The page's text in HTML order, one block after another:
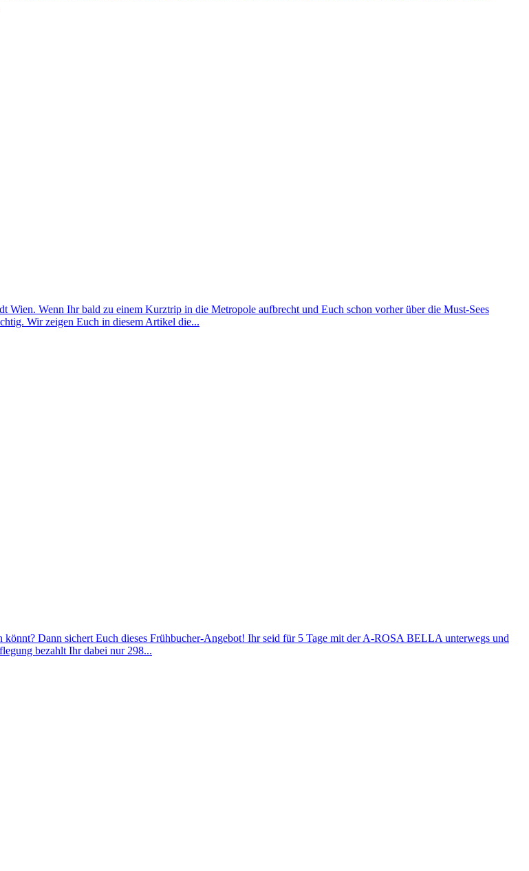
Wien. Wenn Ihr bald zu einem Kurztrip in die Metropole aufbrecht und Euch schon vorher über die Must-Sees
Wir zeigen Euch in diesem Artikel die...
Dann sichert Euch dieses Frühbucher-Angebot! Ihr seid für 5 Tage mit der A-ROSA BELLA unterwegs und
bezahlt Ihr dabei nur 298...